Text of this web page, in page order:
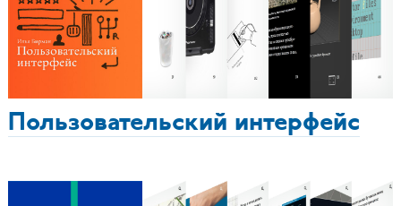
Пользовательский интерфейс